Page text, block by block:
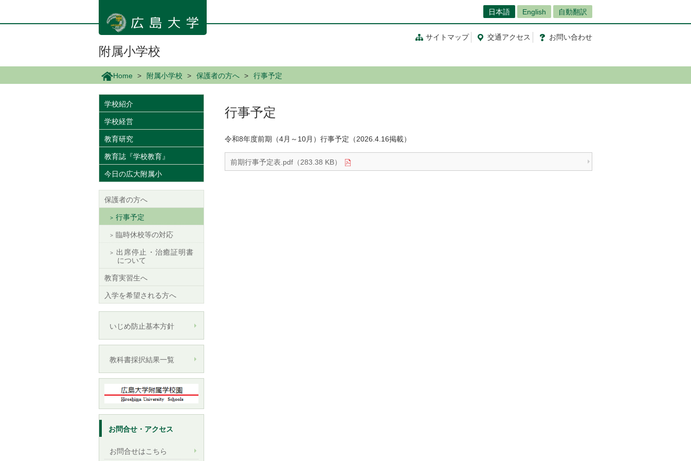
ン
日本語 English 自動翻訳
サイトマップ 交通アクセス お問い合わせ
附属小学校
Home 附属小学校 保護者の方へ 行事予定
行事予定
令和8年度前期（4月～10月）行事予定（2026.4.16掲載）
前期行事予定表.pdf（283.38 KB）
学校紹介
学校経営
教育研究
教育誌『学校教育』
今日の広大附属小
保護者の方へ
行事予定
臨時休校等の対応
出席停止・治癒証明書
について
教育実習生へ
入学を希望される方へ
いじめ防止基本方針
教科書採択結果一覧
お問合せ・アクセス
お問合せはこちら